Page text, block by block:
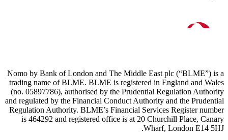
Nomo by Bank of London and The Middle East plc (“BLME”) is a
trading name of BLME. BLME is registered in England and Wales
(no. 05897786), authorised by the Prudential Regulation Authority
and regulated by the Financial Conduct Authority and the Prudential
Regulation Authority. BLME’s Financial Services Register number
is 464292 and registered office is at 20 Churchill Place, Canary
Wharf, London E14 5HJ.